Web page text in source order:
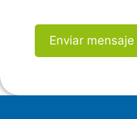
Enviar mensaje